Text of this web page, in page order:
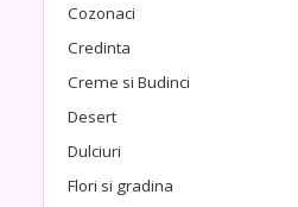
Cozonaci
Credinta
Creme si Budinci
Desert
Dulciuri
Flori si gradina